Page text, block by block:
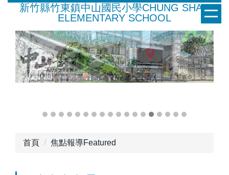
新竹縣竹東鎮中山國民小學CHUNG SHAN
ELEMENTARY SCHOOL
首頁 焦點報導Featured